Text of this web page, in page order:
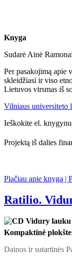
Knyga
Sudarė Ainė
Per pasakojimą apie
skleidžiasi ir viso
Lietuvos virsmas iš
Vilniaus universiteto
Ieškokite el.
Projektą iš dalies
Plačiau apie knygą |
Ratilio.
Kompaktinė
Dainos ir sutartinės